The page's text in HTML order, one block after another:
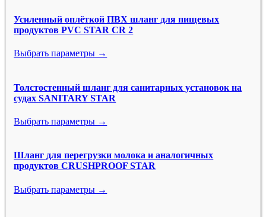
Усиленный оплёткой ПВХ шланг для пищевых
продуктов PVC STAR CR 2
Выбрать параметры →
Толстостенный шланг для санитарных установок на
судах SANITARY STAR
Выбрать параметры →
Шланг для перегрузки молока и аналогичных
продуктов CRUSHPROOF STAR
Выбрать параметры →